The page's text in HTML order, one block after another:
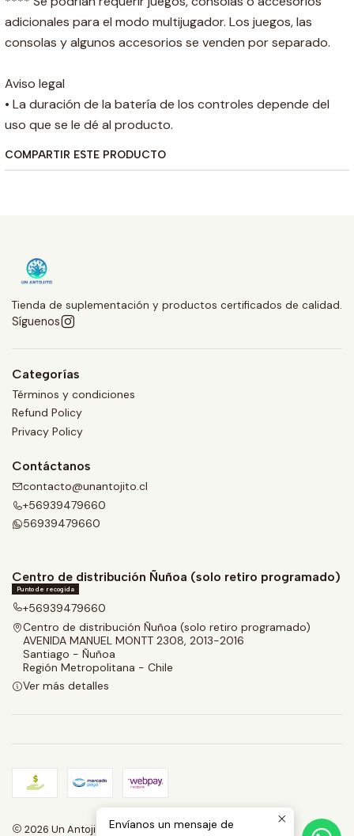
adicionales para el modo multijugador. Los juegos, las
consolas y algunos accesorios se venden por separado.
Aviso legal
• La duración de la batería de los controles depende del
uso que se le dé al producto.
COMPARTIR ESTE PRODUCTO
Tienda de suplementación y productos certificados de calidad.
Síguenos
Categorías
Términos y condiciones
Refund Policy
Privacy Policy
Contáctanos
contacto@unantojito.cl
+56939479660
56939479660
Centro de distribución Ñuñoa (solo retiro programado)
Punto de recogida
+56939479660
Centro de distribución Ñuñoa (solo retiro programado)
AVENIDA MANUEL MONTT 2308, 2013-2016
Santiago - Ñuñoa
Región Metropolitana - Chile
Ver más detalles
2026 Un Antojito.
Envíanos un mensaje de